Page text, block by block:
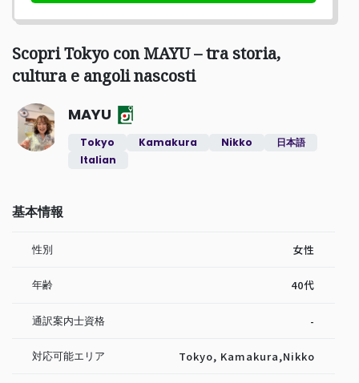
Scopri Tokyo con MAYU – tra storia,
cultura e angoli nascosti
MAYU
Tokyo Kamakura Nikko
日本語
Italian
基本情報
性別 女性
年齢 40代
通訳案内士資格 -
対応可能エリア Tokyo, Kamakura,Nikko